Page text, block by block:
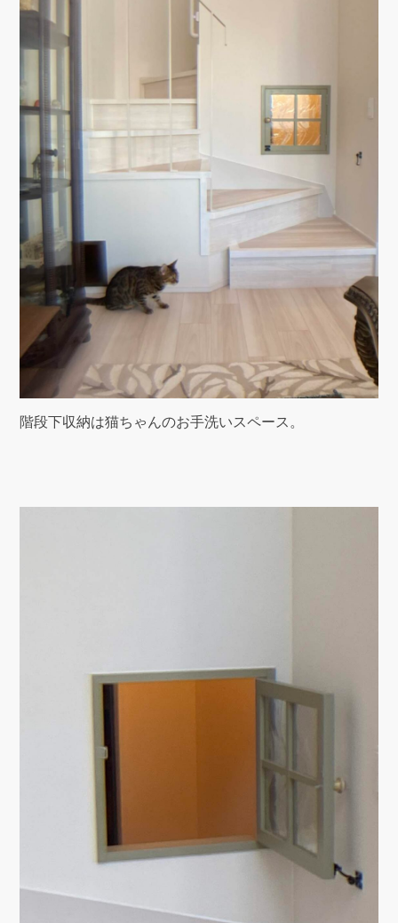
階段下収納は猫ちゃんのお手洗いスペース。